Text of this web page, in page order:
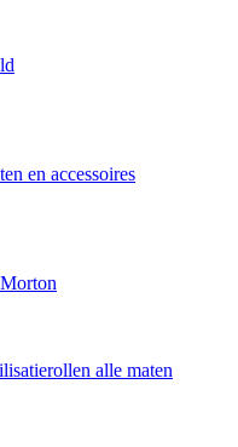
en accessoires
alle maten